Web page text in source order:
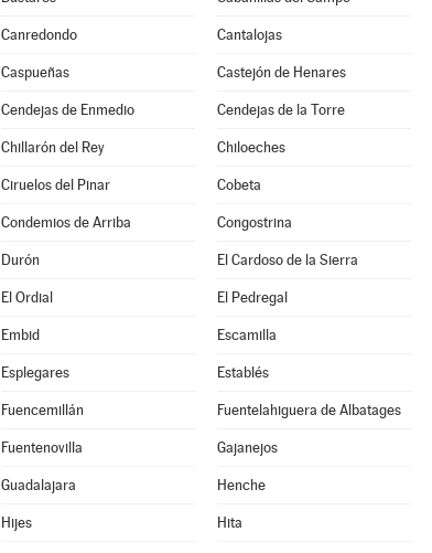
Canredondo Cantalojas
Caspueñas Castejón de Henares
Cendejas de Enmedio Cendejas de la Torre
Chillarón del Rey Chiloeches
Ciruelos del Pinar Cobeta
Condemios de Arriba Congostrina
Durón El Cardoso de la Sierra
El Ordial El Pedregal
Embid Escamilla
Esplegares Establés
Fuencemillán Fuentelahiguera de Albatages
Fuentenovilla Gajanejos
Guadalajara Henche
Hijes Hita